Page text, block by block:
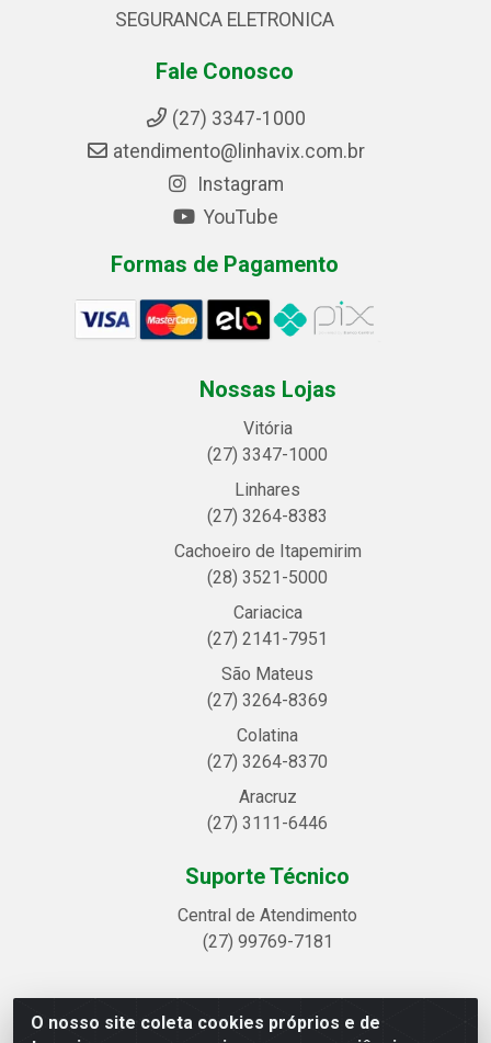
O nosso site coleta cookies próprios e de
SEGURANCA ELETRONICA
Fale Conosco
(27) 3347-1000
atendimento@linhavix.com.br
Instagram
YouTube
Formas de Pagamento
Nossas Lojas
Vitória
(27) 3347-1000
Linhares
(27) 3264-8383
Cachoeiro de Itapemirim
(28) 3521-5000
Cariacica
(27) 2141-7951
São Mateus
(27) 3264-8369
Colatina
(27) 3264-8370
Aracruz
(27) 3111-6446
Suporte Técnico
Central de Atendimento
(27) 99769-7181
Linhavix Distribuidora LTDA - Avenida Alegre, 2521 -